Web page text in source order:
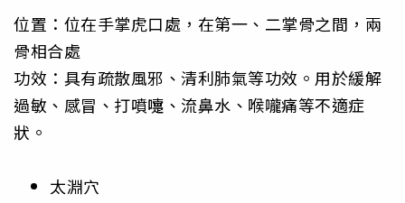
位置：位在手掌虎口處，在第一、二掌骨之間，兩
骨相合處
功效：具有疏散風邪、清利肺氣等功效。用於緩解
過敏、感冒、打噴嚏、流鼻水、喉嚨痛等不適症
狀。
太淵穴